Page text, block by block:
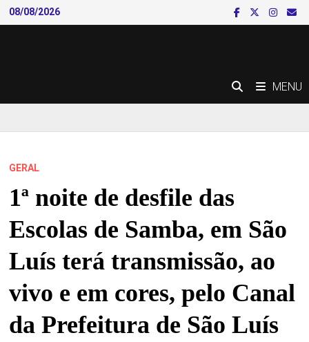
Skip
to
08/08/2026
MENU
GERAL
1ª noite de desfile das
Escolas de Samba, em São
Luís terá transmissão, ao
vivo e em cores, pelo Canal
da Prefeitura de São Luís